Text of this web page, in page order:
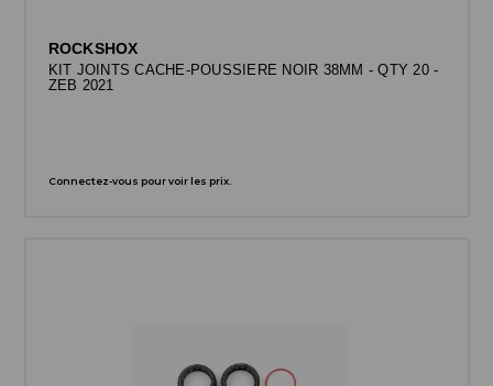
ROCKSHOX
KIT JOINTS CACHE-POUSSIERE NOIR 38MM - QTY 20 -
ZEB 2021
Connectez-vous pour voir les prix.